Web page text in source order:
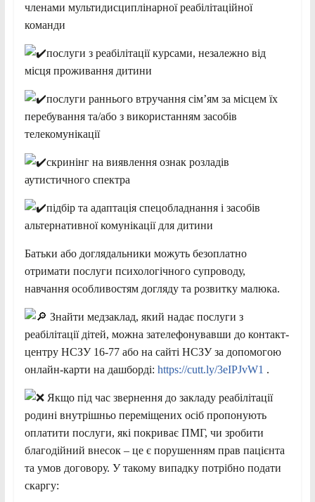
членами мультидисциплінарної реабілітаційної
команди
послуги з реабілітації курсами, незалежно від
місця проживання дитини
послуги раннього втручання сім’ям за місцем їх
перебування та/або з використанням засобів
телекомунікації
скринінг на виявлення ознак розладів
аутистичного спектра
підбір та адаптація спецобладнання і засобів
альтернативної комунікації для дитини
Батьки або доглядальники можуть безоплатно
отримати послуги психологічного супроводу,
навчання особливостям догляду та розвитку малюка.
Знайти медзаклад, який надає послуги з
реабілітації дітей, можна зателефонувавши до контакт-
центру НСЗУ 16-77 або на сайті НСЗУ за допомогою
онлайн-карти на дашборді: https://cutt.ly/3eIPJvW1 .
Якщо під час звернення до закладу реабілітації
родині внутрішньо переміщених осіб пропонують
оплатити послуги, які покриває ПМГ, чи зробити
благодійний внесок – це є порушенням прав пацієнта
та умов договору. У такому випадку потрібно подати
скаргу: